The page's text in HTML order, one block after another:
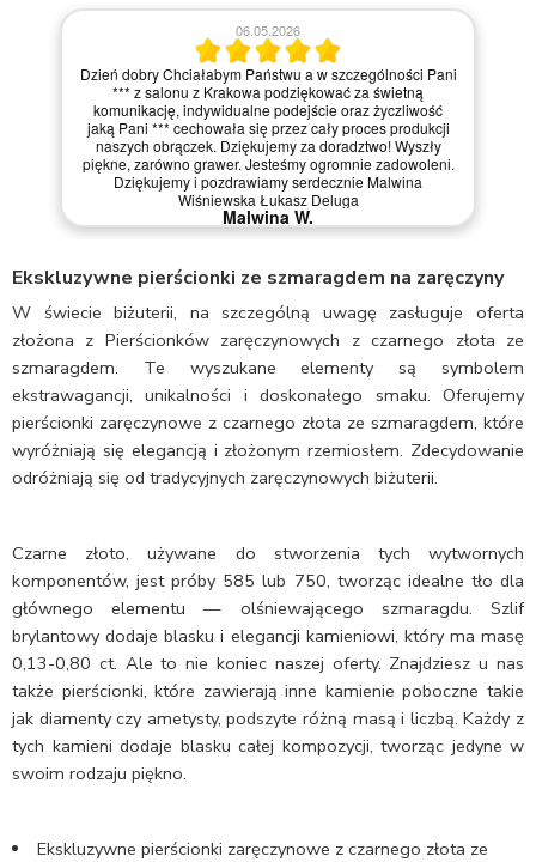
06.05.2026
Dzień dobry Chciałabym Państwu a w szczególności Pani
*** z salonu z Krakowa podziękować za świetną
komunikację, indywidualne podejście oraz życzliwość
jaką Pani *** cechowała się przez cały proces produkcji
naszych obrączek. Dziękujemy za doradztwo! Wyszły
piękne, zarówno grawer. Jesteśmy ogromnie zadowoleni.
Dziękujemy i pozdrawiamy serdecznie Malwina
Wiśniewska Łukasz Deluga
Malwina W.
Ekskluzywne pierścionki ze szmaragdem na zaręczyny
W świecie biżuterii, na szczególną uwagę zasługuje oferta
złożona z Pierścionków zaręczynowych z czarnego złota ze
szmaragdem. Te wyszukane elementy są symbolem
ekstrawagancji, unikalności i doskonałego smaku. Oferujemy
pierścionki zaręczynowe z czarnego złota ze szmaragdem, które
wyróżniają się elegancją i złożonym rzemiosłem. Zdecydowanie
odróżniają się od tradycyjnych zaręczynowych biżuterii.
Czarne złoto, używane do stworzenia tych wytwornych
komponentów, jest próby 585 lub 750, tworząc idealne tło dla
głównego elementu — olśniewającego szmaragdu. Szlif
brylantowy dodaje blasku i elegancji kamieniowi, który ma masę
0,13-0,80 ct. Ale to nie koniec naszej oferty. Znajdziesz u nas
także pierścionki, które zawierają inne kamienie poboczne takie
jak diamenty czy ametysty, podszyte różną masą i liczbą. Każdy z
tych kamieni dodaje blasku całej kompozycji, tworząc jedyne w
swoim rodzaju piękno.
Ekskluzywne pierścionki zaręczynowe z czarnego złota ze